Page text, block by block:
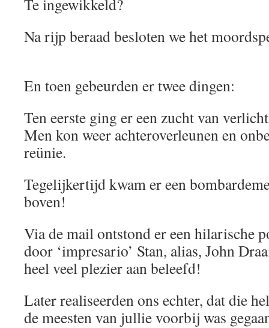
Na rijp beraad besloten we het
En toen gebeurden er twee dingen:
Ten eerste ging er een zucht van
Men kon weer achteroverleunen en
reünie.
Tegelijkertijd kwam er een
boven!
Via de mail ontstond er een hilarische
door ‘impresario’ Stan, alias, John
heel veel plezier aan beleefd!
Later realiseerden ons echter, dat die
de meesten van jullie voorbij was